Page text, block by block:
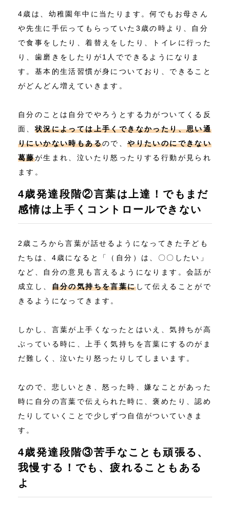
4歳は、幼稚園年中に当たります。何でもお母さん
や先生に手伝ってもらっていた3歳の時より、自分
で食事をしたり、着替えをしたり、トイレに行った
り、歯磨きをしたりが1人でできるようになりま
す。基本的生活習慣が身についており、できること
がどんどん増えていきます。
自分のことは自分でやろうとする力がついてくる反
面、状況によっては上手くできなかったり、思い通
りにいかない時もあるので、やりたいのにできない
葛藤が生まれ、泣いたり怒ったりする行動が見られ
ます。
4歳発達段階②言葉は上達！でもまだ
感情は上手くコントロールできない
2歳ころから言葉が話せるようになってきた子ども
たちは、4歳になると「（自分）は、〇〇したい」
など、自分の意見も言えるようになります。会話が
成立し、 自分の気持ちを言葉にして伝えることがで
きるようになってきます。
しかし、言葉が上手くなったとはいえ、気持ちが高
ぶっている時に、上手く気持ちを言葉にするのがま
だ難しく、泣いたり怒ったりしてしまいます。
なので、悲しいとき、怒った時、嫌なことがあった
時に自分の言葉で伝えられた時に、褒めたり、認め
たりしていくことで少しずつ自信がついていきま
す。
4歳発達段階③苦手なことも頑張る、
我慢する！でも、疲れることもある
よ